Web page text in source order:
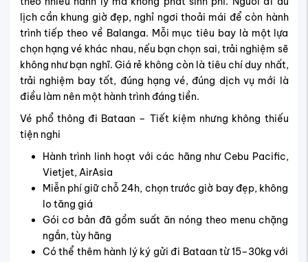
lịch cần khung giờ đẹp, nghỉ ngơi thoải mái để còn hành
trình tiếp theo về Balanga. Mỗi mục tiêu bay là một lựa
chọn hạng vé khác nhau, nếu bạn chọn sai, trải nghiệm sẽ
không như bạn nghĩ. Giá rẻ không còn là tiêu chí duy nhất,
trải nghiệm bay tốt, đúng hạng vé, đúng dịch vụ mới là
điều làm nên một hành trình đáng tiền.
Vé phổ thông đi Bataan – Tiết kiệm nhưng không thiếu
tiện nghi
Hành trình linh hoạt với các hãng như Cebu Pacific,
Vietjet, AirAsia
Miễn phí giữ chỗ 24h, chọn trước giờ bay đẹp, không
lo tăng giá
Gói cơ bản đã gồm suất ăn nóng theo menu chặng
ngắn, tùy hãng
Có thể thêm hành lý ký gửi đi Bataan từ 15–30kg với